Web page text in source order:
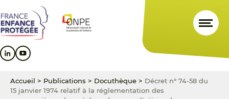
au
contenu
principal
au
menu
principal
au
pied
de
Accueil > Publications > Docuthèque > Décret n° 74-58 du
15 janvier 1974 relatif à la réglementation des